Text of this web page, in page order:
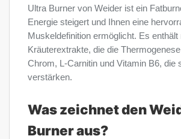
Ultra Burner von Weider ist ein
Energie steigert und Ihnen eine
Muskeldefinition ermöglicht. Es enthält
Kräuterextrakte, die die
Chrom, L-Carnitin und Vitamin B6, die
verstärken.
Was zeichnet den
Burner aus?